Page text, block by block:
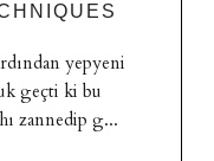
yepyeni
geçti ki bu
zannedip g...